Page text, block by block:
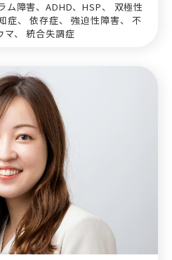
ム障害、ADHD、HSP、 双極性
症、 依存症、 強迫性障害、 不
マ、 統合失調症